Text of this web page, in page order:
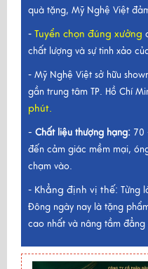
quà tặng, Mỹ Nghệ Việt
- Tuyển chọn đúng xưởng
chất lượng và sự tinh xảo
- Mỹ Nghệ Việt sở hữu
gần trung tâm TP. Hồ Chí
phút.
- Chất liệu thượng hạng: 70
đến cảm giác mềm mại,
chạm vào.
- Khẳng định vị thế: Từng
Đông ngày nay là tặng
cao nhất và nâng tầm đẳng